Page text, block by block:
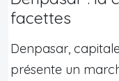
facettes
Denpasar,
présente un